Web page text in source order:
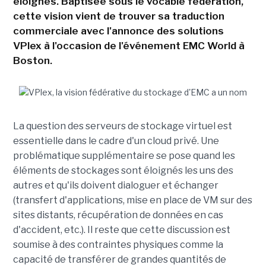
cette vision vient de trouver sa traduction
commerciale avec l'annonce des solutions
VPlex à l'occasion de l'événement EMC World à
Boston.
La question des serveurs de stockage virtuel est
essentielle dans le cadre d'un cloud privé. Une
problématique supplémentaire se pose quand les
éléments de stockages sont éloignés les uns des
autres et qu'ils doivent dialoguer et échanger
(transfert d'applications, mise en place de VM sur des
sites distants, récupération de données en cas
d'accident, etc.). Il reste que cette discussion est
soumise à des contraintes physiques comme la
capacité de transférer de grandes quantités de